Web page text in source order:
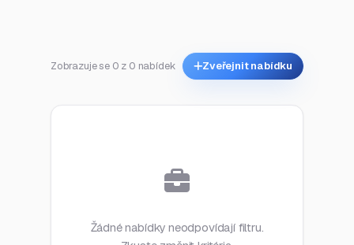
Zobrazuje se 0 z 0 nabídek Zveřejnit nabídku
Žádné nabídky neodpovídají filtru.